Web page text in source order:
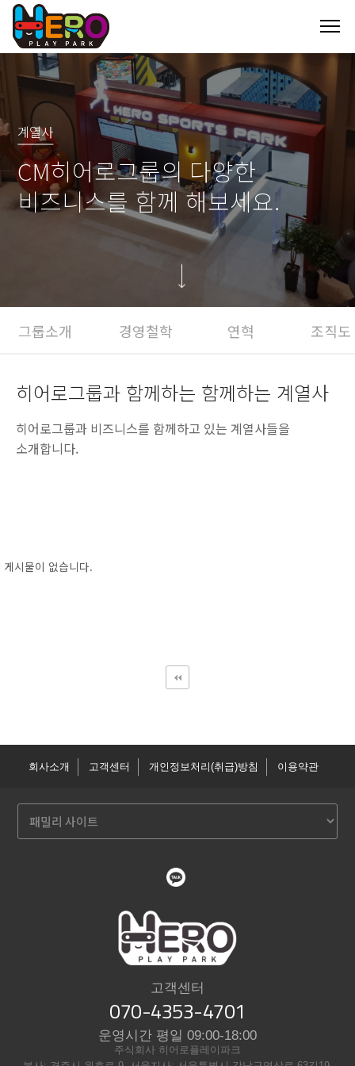
계열사
CM히어로그룹의 다양한
비즈니스를 함께 해보세요.
그룹소개 경영철학 연혁 조직도
히어로그룹과 함께하는 함께하는 계열사
히어로그룹과 비즈니스를 함께하고 있는 계열사들을
소개합니다.
게시물이 없습니다.
회사소개 고객센터 개인정보처리(취급)방침 이용약관
고객센터
070-4353-4701
운영시간 평일 09:00-18:00
주식회사 히어로플레이파크